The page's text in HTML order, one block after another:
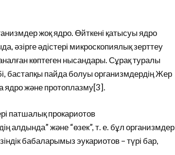
жоқ ядро. Өйткені қатысуы ядро
әзірге әдістері микроскопиялық зерттеу
көптеген нысандары. Сұрақ туралы
пайда болуы организмдердің Жер
ядро және протоплазму[3].
патшалық прокариотов
алдында” және “өзек”, т. е. бұл организмдер
бабаларымыз эукариотов – түрі бар,